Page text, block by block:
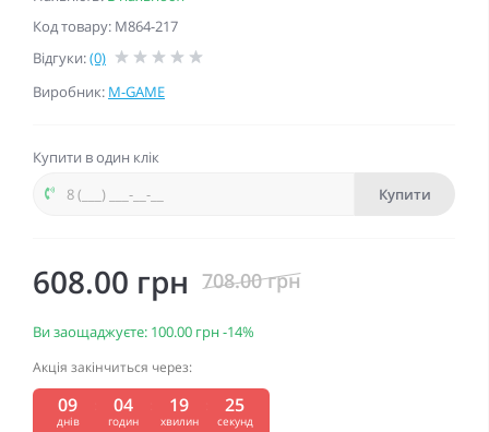
Код товару: M864-217
Відгуки:(0)
Виробник: M-GAME
Купити в один клік
Купити
608.00 грн 708.00 грн
Ви заощаджуєте: 100.00 грн-14%
Акція закінчиться через:
09
днів
04
годин
19
хвилин
24
секунд